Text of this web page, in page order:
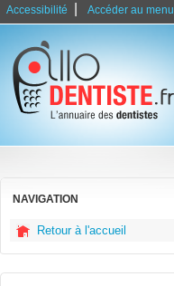
Accessibilité Accéder au menu
NAVIGATION
Retour à l'accueil